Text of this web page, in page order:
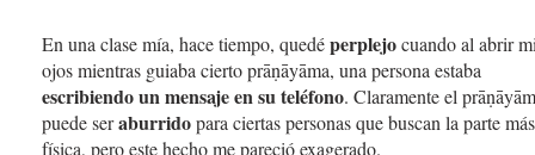
En una clase mía, hace tiempo, quedéperplejocuando al abrir
ojos mientras guiaba cierto prāṇāyāma, una persona estaba
escribiendo un mensaje en su teléfono. Claramente el
puede seraburridopara ciertas personas que buscan la parte más
física, pero este hecho me pareció exagerado.